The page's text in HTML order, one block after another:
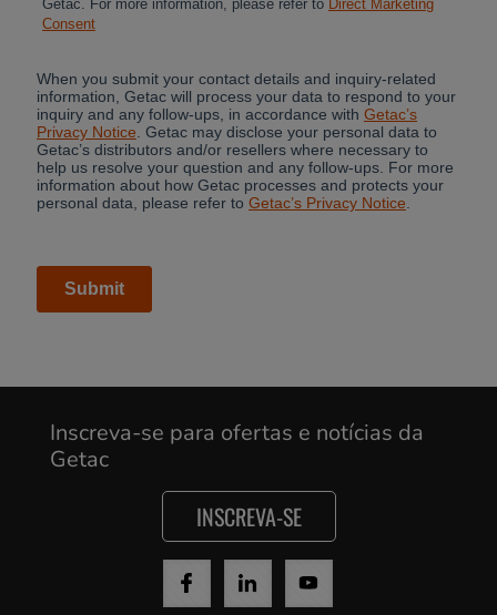
Cancel
Yes, I agree
Inscreva-se para ofertas e notícias da
Getac
INSCREVA-SE